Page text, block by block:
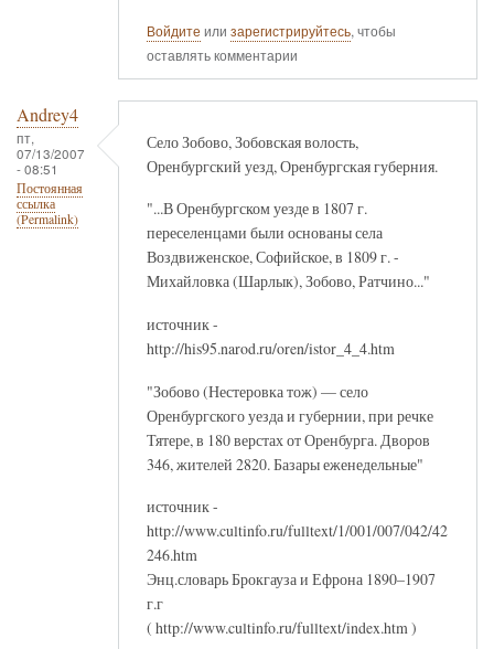
Войдите или зарегистрируйтесь, чтобы
оставлять комментарии
Andrey4
пт,
07/13/2007
- 08:51
Постоянная
ссылка
(Permalink)
Село Зобово, Зобовская волость,
Оренбургский уезд, Оренбургская губерния.
"...В Оренбургском уезде в 1807 г.
переселенцами были основаны села
Воздвиженское, Софийское, в 1809 г. -
Михайловка (Шарлык), Зобово, Ратчино..."
источник -
http://his95.narod.ru/oren/istor_4_4.htm
"Зобово (Нестеровка тож) — село
Оренбургского уезда и губернии, при речке
Тятере, в 180 верстах от Оренбурга. Дворов
346, жителей 2820. Базары еженедельные"
источник -
http://www.cultinfo.ru/fulltext/1/001/007/042/42
246.htm
Энц.словарь Брокгауза и Ефрона 1890–1907
г.г
( http://www.cultinfo.ru/fulltext/index.htm )